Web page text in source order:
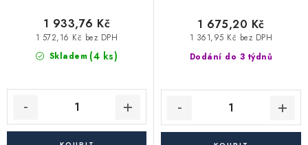
Skladem (4 ks)
1 572,16 Kč bez DPH
1 933,76 Kč
Dodání do 3 týdnů
1 361,95 Kč bez DPH
1 675,20 Kč